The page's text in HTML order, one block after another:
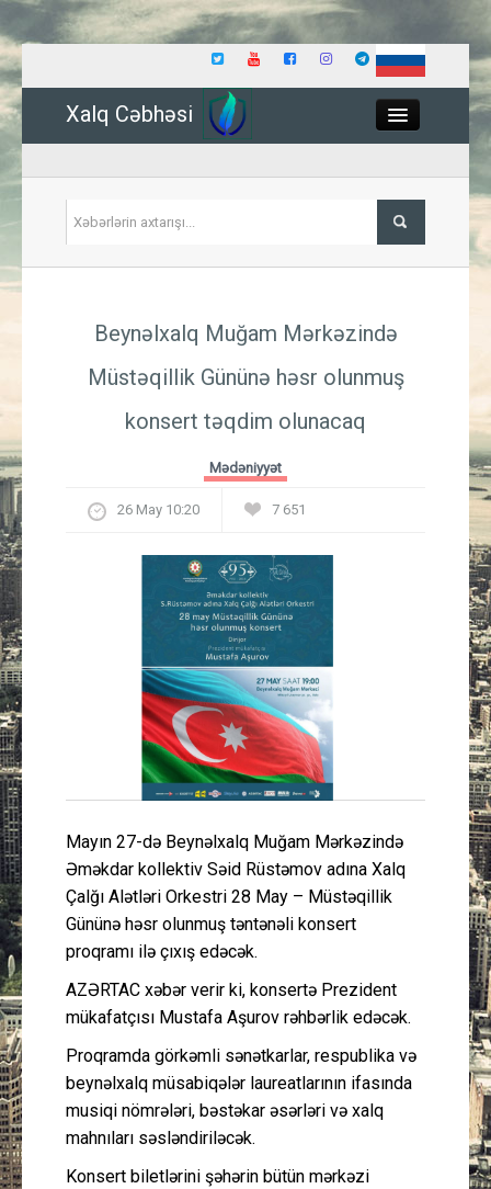
Xalq Cəbhəsi
İqtisadiyyat
Güney Azərbaycan
İdman
Layihə
Gündəm
Cəmiyyət
Peşə etikası
Beynəlxalq Muğam Mərkəzində
Müstəqillik Gününə həsr olunmuş
konsert təqdim olunacaq
Mədəniyyət
26 May 10:20 7 651
Mayın 27-də Beynəlxalq Muğam Mərkəzində
Əməkdar kollektiv Səid Rüstəmov adına Xalq
Çalğı Alətləri Orkestri 28 May – Müstəqillik
Gününə həsr olunmuş təntənəli konsert
proqramı ilə çıxış edəcək.
AZƏRTAC xəbər verir ki, konsertə Prezident
mükafatçısı Mustafa Aşurov rəhbərlik edəcək.
Proqramda görkəmli sənətkarlar, respublika və
beynəlxalq müsabiqələr laureatlarının ifasında
musiqi nömrələri, bəstəkar əsərləri və xalq
mahnıları səsləndiriləcək.
Konsert biletlərini şəhərin bütün mərkəzi